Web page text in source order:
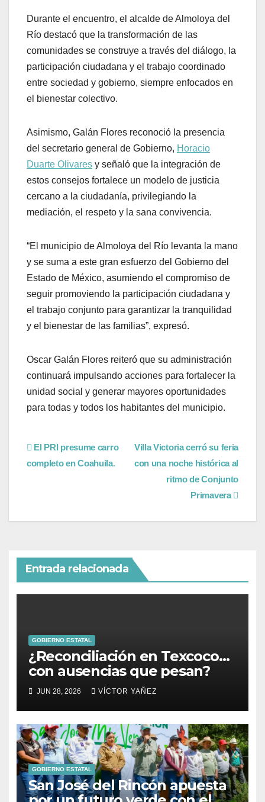
Durante el encuentro, el alcalde de Almoloya del
Río destacó que la transformación de las
comunidades se construye a través del diálogo, la
participación ciudadana y el trabajo coordinado
entre sociedad y gobierno, siempre enfocados en
el bienestar colectivo.
Asimismo, Galán Flores reconoció la presencia
del secretario general de Gobierno, Horacio
Duarte Olivares y señaló que la integración de
estos consejos fortalece un modelo de justicia
cercano a la ciudadanía, privilegiando la
mediación, el respeto y la sana convivencia.
“El municipio de Almoloya del Río levanta la mano
y se suma a este gran esfuerzo del Gobierno del
Estado de México, asumiendo el compromiso de
seguir promoviendo la participación ciudadana y
el trabajo conjunto para garantizar la tranquilidad
y el bienestar de las familias”, expresó.
Oscar Galán Flores reiteró que su administración
continuará impulsando acciones para fortalecer la
unidad social y generar mayores oportunidades
para todas y todos los habitantes del municipio.
Villa Victoria cerró su feria
con una noche histórica al
ritmo de Conjunto
Primavera
El PRI presume carro
completo en Coahuila.
Entrada relacionada
GOBIERNO ESTATAL
¿Reconciliación en Texcoco…
con ausencias que pesan?
JUN 28, 2026 VÍCTOR YAÑEZ
GOBIERNO ESTATAL
San José del Rincón apuesta